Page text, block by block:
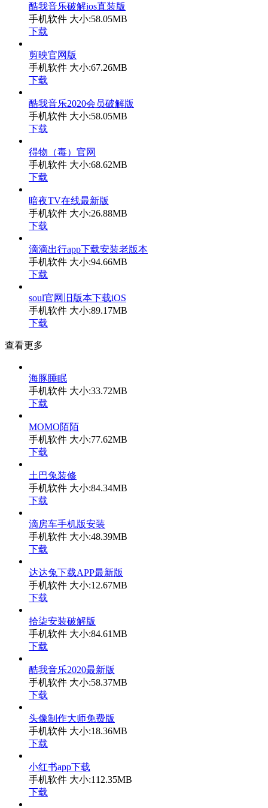
酷我音乐破解ios直装版
手机软件 大小:58.05MB
下载
剪映官网版
手机软件 大小:67.26MB
下载
酷我音乐2020会员破解版
手机软件 大小:58.05MB
下载
得物（毒）官网
手机软件 大小:68.62MB
下载
暗夜TV在线最新版
手机软件 大小:26.88MB
下载
滴滴出行app下载安装老版本
手机软件 大小:94.66MB
下载
soul官网旧版本下载iOS
手机软件 大小:89.17MB
下载
查看更多
海豚睡眠
手机软件 大小:33.72MB
下载
MOMO陌陌
手机软件 大小:77.62MB
下载
土巴兔装修
手机软件 大小:84.34MB
下载
滴房车手机版安装
手机软件 大小:48.39MB
下载
达达兔下载APP最新版
手机软件 大小:12.67MB
下载
拾柒安装破解版
手机软件 大小:84.61MB
下载
酷我音乐2020最新版
手机软件 大小:58.37MB
下载
头像制作大师免费版
手机软件 大小:18.36MB
下载
小红书app下载
手机软件 大小:112.35MB
下载